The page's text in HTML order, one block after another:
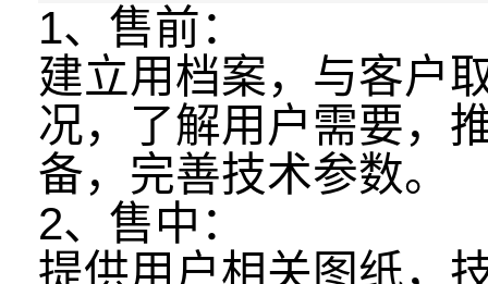
1、售前：
建立用档案，与客户
况，了解用户需要，
备，完善技术参数。
2、售中：
提供用户相关图纸，